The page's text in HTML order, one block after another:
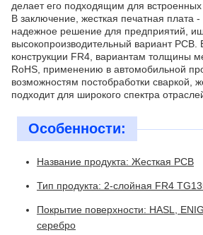
делает его подходящим для
В заключение, жесткая печатная плата
надежное решение для предприятий,
высокопроизводительный вариант PCB.
конструкции FR4, вариантам толщины
RoHS, применению в автомобильной
возможностям постобработки сваркой,
подходит для широкого спектра
Особенности:
Название продукта: Жесткая PCB
Тип продукта: 2-слойная FR4
Покрытие поверхности: HASL,
серебро